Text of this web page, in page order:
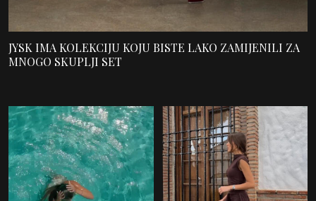
JYSK IMA KOLEKCIJU KOJU BISTE LAKO ZAMIJENILI ZA
MNOGO SKUPLJI SET